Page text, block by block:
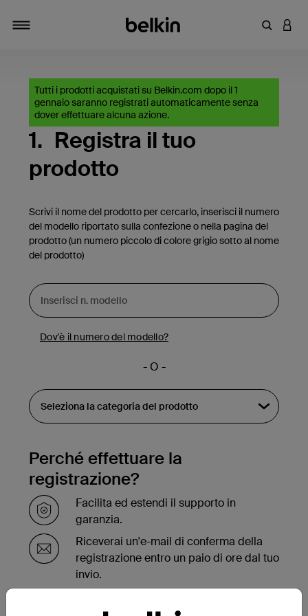
Inserisci
Tutti i prodotti acquistati su Belkin.com dopo il 1
gennaio saranno registrati automaticamente senza
dover effettuare alcuna azione.
1. Registra il tuo
prodotto
Scrivi il nome del prodotto per cercarlo, inserisci il numero
del modello riportato sulla confezione o nella pagina del
prodotto (un numero piccolo di colore grigio sotto al nome
del prodotto)
Dov'è il numero del modello?
- O -
Perché effettuare la
registrazione?
Facilita ed estendi il supporto in
garanzia.
Riceverai un'e-mail di conferma della
registrazione entro un paio di ore dal tuo
invio.
registrati sulla parte inferiore della